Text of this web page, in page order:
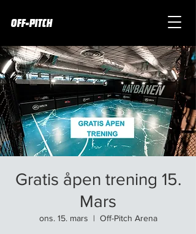
OFF-PITCH
Gratis åpen trening 15.
Mars
ons. 15. mars
  |
Off-Pitch Arena